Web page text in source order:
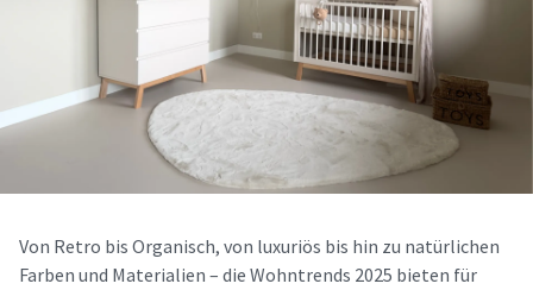
Von Retro bis Organisch, von luxuriös bis hin zu natürlichen
Farben und Materialien – die Wohntrends 2025 bieten für